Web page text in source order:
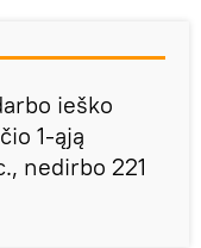
ieško
1-ąją
nedirbo 221